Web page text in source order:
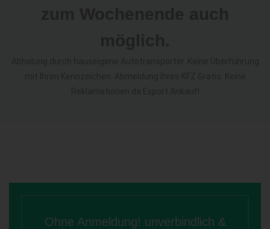
Ohne Anmeldung! unverbindlich &